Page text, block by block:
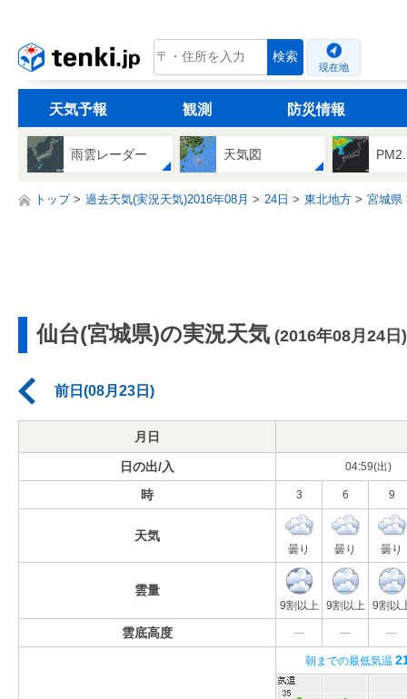
tenki.jp 検索
現在地
天気予報 観測 防災情報
雨雲レーダー 天気図
トップ 過去天気(実況天気)2016年08月 24日 東北地方 宮城県
仙台(宮城県)の実況天気 (2016年08月24日)
前日(08月23日)
月日
日の出/入 04:59(出)
時 3 6 9
天気
曇り 曇り 曇り
雲量
9割以上 9割以上 9割以
雲底高度 --- --- ---
朝までの最低気温